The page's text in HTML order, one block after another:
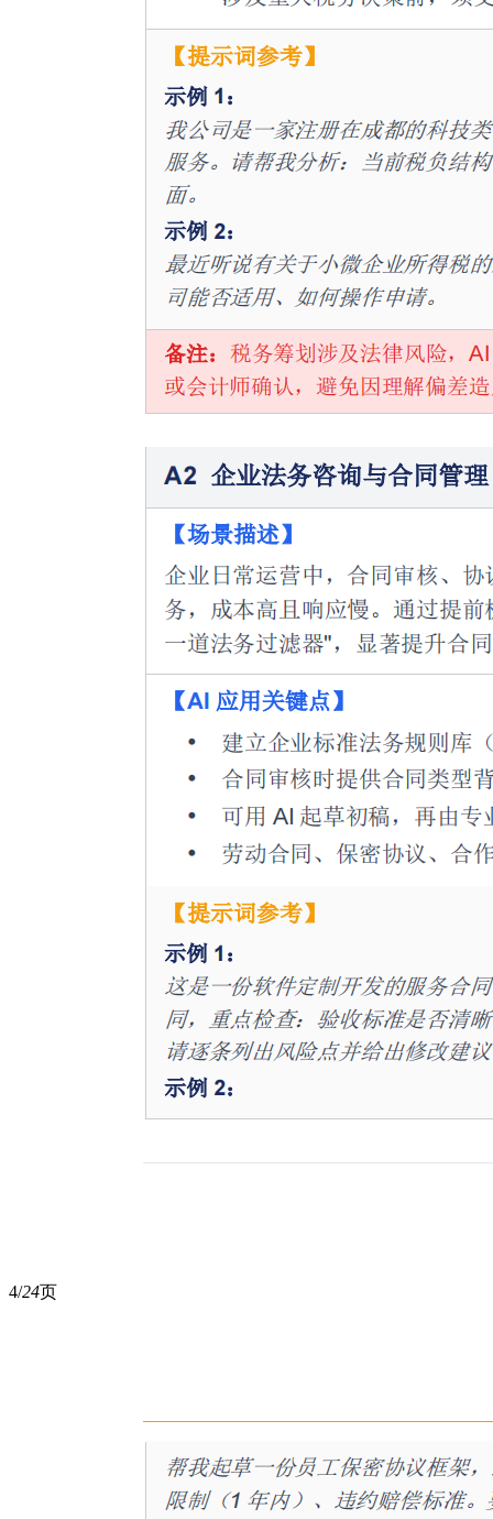
4/24页